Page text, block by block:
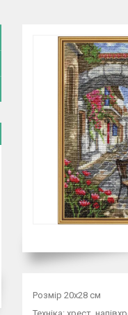
Розмір 20х28 см